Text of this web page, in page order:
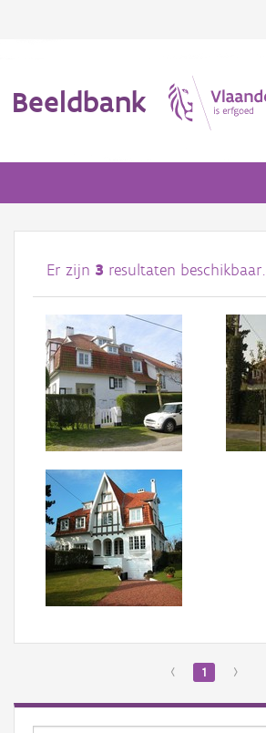
Beeldbank
Afbeeldingen
#BeeldIndeKijker
Hergebruik
Over ons
Aanmelden
Er zijn 3 resultaten beschikbaar.
‹ 1 ›